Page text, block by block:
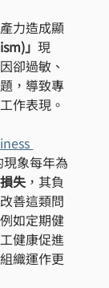
力造成顯
」現
卻過敏、
，導致專
作表現。
象每年為
失 ，其負
善這類問
如定期健
健康促進
織運作更